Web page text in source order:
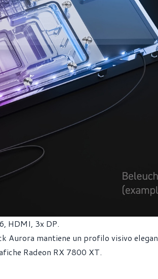
HDMI, 3x DP.
Aurora mantiene un profilo visivo
Radeon RX 7800 XT.